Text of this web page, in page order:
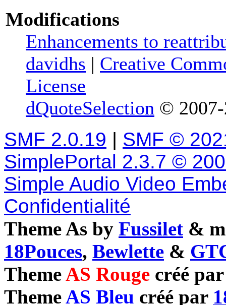
Modifications
Enhancements to
davidhs | Creative
License
dQuoteSelection ©
SMF 2.0.19 | SMF ©
SimplePortal 2.3.7 ©
Simple Audio Video
Confidentialité
Theme As by Fussilet &
18Pouces, Bewlette &
ThemeAS Rouge créé
ThemeAS Bleu créé par